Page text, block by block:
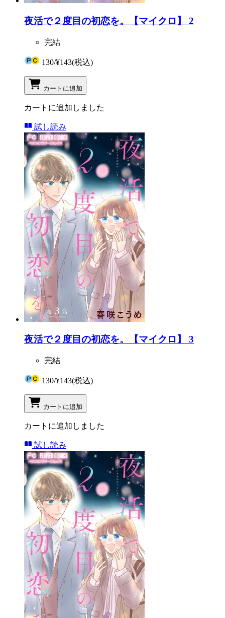
夜活で２度目の初恋を。【マイクロ】 2
完結
130/¥143(税込)
カートに追加
カートに追加しました
試し読み
夜活で２度目の初恋を。【マイクロ】 3
完結
130/¥143(税込)
カートに追加
カートに追加しました
試し読み